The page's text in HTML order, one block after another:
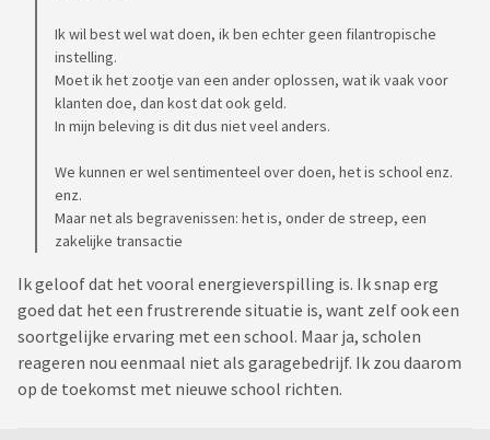
Ik wil best wel wat doen, ik ben echter geen filantropische
instelling.
Moet ik het zootje van een ander oplossen, wat ik vaak voor
klanten doe, dan kost dat ook geld.
In mijn beleving is dit dus niet veel anders.
We kunnen er wel sentimenteel over doen, het is school enz.
enz.
Maar net als begravenissen: het is, onder de streep, een
zakelijke transactie
Ik geloof dat het vooral energieverspilling is. Ik snap erg
goed dat het een frustrerende situatie is, want zelf ook een
soortgelijke ervaring met een school. Maar ja, scholen
reageren nou eenmaal niet als garagebedrijf. Ik zou daarom
op de toekomst met nieuwe school richten.